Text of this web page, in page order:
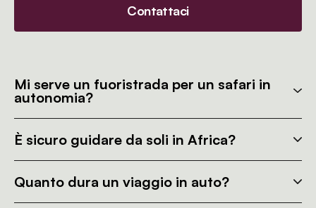
Contattaci
Mi serve un fuoristrada per un safari in
autonomia?
È sicuro guidare da soli in Africa?
Quanto dura un viaggio in auto?